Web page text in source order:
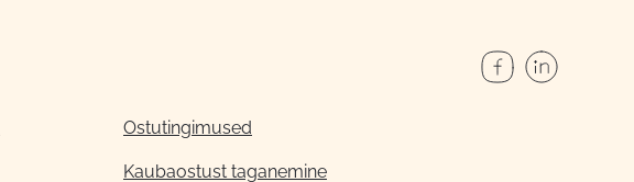
Ostutingimused
Kaubaostust taganemine